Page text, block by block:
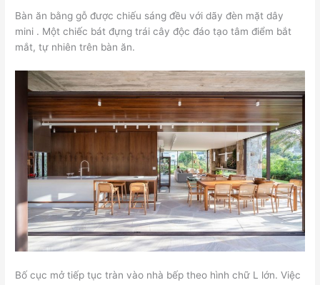
Bàn ăn bằng gỗ được chiếu sáng đều với dãy đèn mặt dây
mini . Một chiếc bát đựng trái cây độc đáo tạo tâm điểm bắt
mắt, tự nhiên trên bàn ăn.
Bố cục mở tiếp tục tràn vào nhà bếp theo hình chữ L lớn. Việc